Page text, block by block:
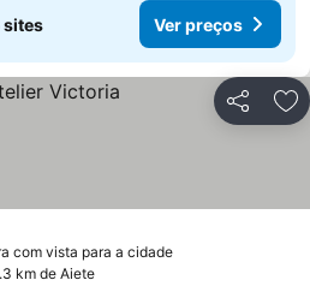
sites Ver preços
Partilhar
com vista para a cidadeVer preços
km de Aiete